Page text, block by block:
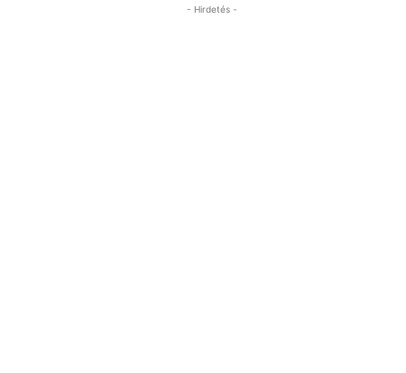
- Hirdetés -